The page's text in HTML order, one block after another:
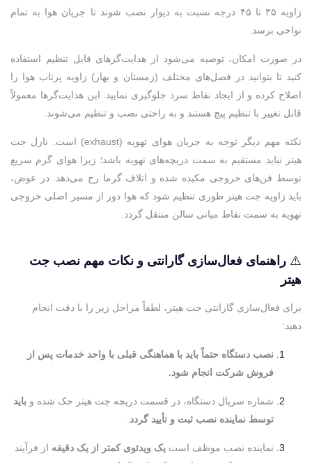
زاویه ۳۵ تا ۴۵ درجه نسبت به دیوار نصب شوند تا جریان هوا به تمام
نواحی برسد.
در صورت امکان، توصیه می‌شود از هدایت‌گرهای قابل تنظیم استفاده
کنید تا بتوانید در فصل‌های مختلف (زمستان و بهار) زاویه پرتاب هوا را
اصلاح کرده و از ایجاد نقاط سرد جلوگیری نمایید. این هدایت‌گرها معمولاً
قابل تغییر با تنظیم پیچ هستند و به راحتی نصب و تنظیم می‌شوند.
نکته مهم دیگر توجه به جریان هوای تهویه (exhaust) است. نازل جت
هیتر نباید مستقیم به سمت دریچه‌های تهویه باشد؛ زیرا هوای گرم سریع
توسط فن‌های خروجی مکیده شده و اتلاف گرما رخ می‌دهد. در عوض،
باید زاویه جت هیتر طوری تنظیم شود که هوا دور از مسیر اصلی خروجی
تهویه به سمت نقاط میانی سالن منتقل گردد.
⚠️ راهنمای فعال‌سازی گارانتی و نکات مهم نصب جت
هیتر
برای فعال‌سازی گارانتی جت هیتر، لطفاً مراحل زیر را با دقت انجام
دهید:
نصب دستگاه حتماً باید با هماهنگی قبلی با واحد خدمات پس از
فروش شرکت انجام شود.
شماره سریال دستگاه، در قسمت دریچه جت هیتر حک شده و باید
توسط نماینده نصب ثبت و تأیید گردد
نماینده نصب موظف است یک ویدئوی کمتر از یک دقیقه از فرآیند